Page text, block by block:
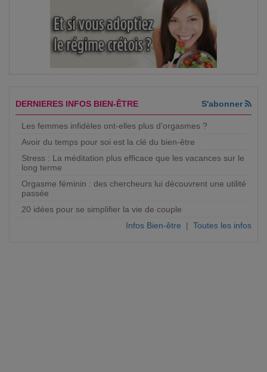
DERNIERES INFOS BIEN-ÊTRE S'abonner
Les femmes infidèles ont-elles plus d'orgasmes ?
Avoir du temps pour soi est la clé du bien-être
Stress : La méditation plus efficace que les vacances sur le
long terme
Orgasme féminin : des chercheurs lui découvrent une utilité
passée
20 idées pour se simplifier la vie de couple
Infos Bien-être | Toutes les infos